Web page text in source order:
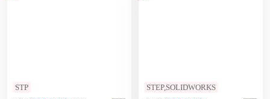
STP STEP,SOLIDWORKS